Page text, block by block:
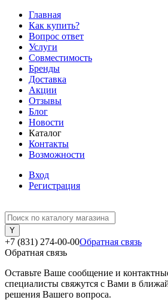
Главная
Как купить?
Вопрос ответ
Услуги
Совместимость
Бренды
Доставка
Акции
Отзывы
Блог
Новости
Каталог
Контакты
Возможности
Вход
Регистрация
+7 (831) 274-00-00Обратная связь
Обратная связь
Оставьте Ваше сообщение и
специалисты свяжутся с Вами в
решения Вашего вопроса.